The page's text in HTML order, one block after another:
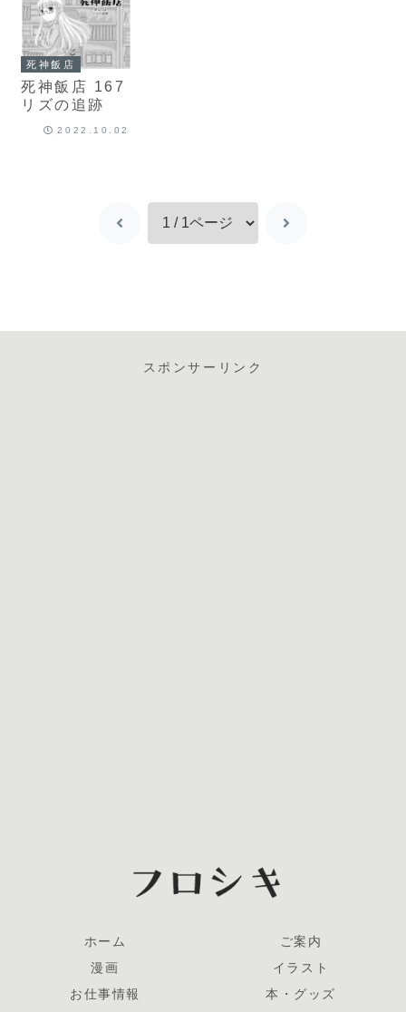
死神飯店
死神飯店 167
リズの追跡
2022.10.02
スポンサーリンク
ホーム
ご案内
漫画
イラスト
お仕事情報
本・グッズ